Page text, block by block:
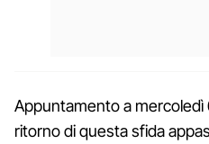
Appuntamento a mercoledì
ritorno di questa sfida